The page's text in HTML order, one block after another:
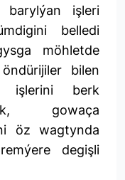
barylýan işleri
belledi
möhletde
bilen
işlerini berk
gowaça
öz wagtynda
degişli